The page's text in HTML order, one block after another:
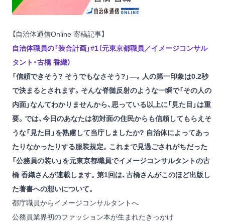
【自治体通信Online 寄稿記事】
自治体職員の「装合計画」#1（元東京都職員／イメージコンサル
タント・古橋 香織）
「信頼できそう? そうでもなさそう?」―。人の第一印象は0.2秒
で決まるとされます。そんな脊髄反射のような一瞬で「その人の
内面」なんてわかりませんから、思っている以上に「見た目」は重
要。では、今日のあなたは初対面の住民からも信頼してもらえそ
うな「見た目」を熟慮して当庁しましたか? 自治体によってあっ
たりなかったりする服装規定。これまで見過ごされがちだった
「公務員の装い」を元東京都職員でイメージコンサルタントの古
橋 香織さんが連載します。第1回は、古橋さんがこのほど出版し
た著書への想いについて。
都庁職員からイメージコンサルタントへ
公務員業界初のファッション本が生まれたきっかけ